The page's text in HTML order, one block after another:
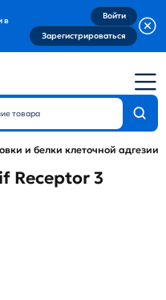
в
Войти
Зарегистрироваться
и белки клеточной адгезии
Receptor 3